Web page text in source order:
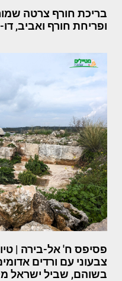
בריכת חורף צרטה
ופריחת חורף ואביב,
פסיפס ח' אל-בירה |
צבעוני עם ורדים
בשוהם, שביל ישראל